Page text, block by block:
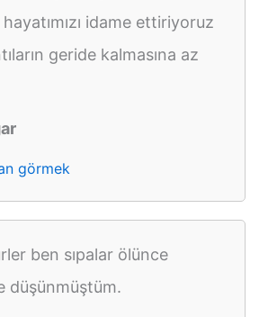
idame ettiriyoruz
geride kalmasına az
görmek
ben sıpalar ölünce
düşünmüştüm.